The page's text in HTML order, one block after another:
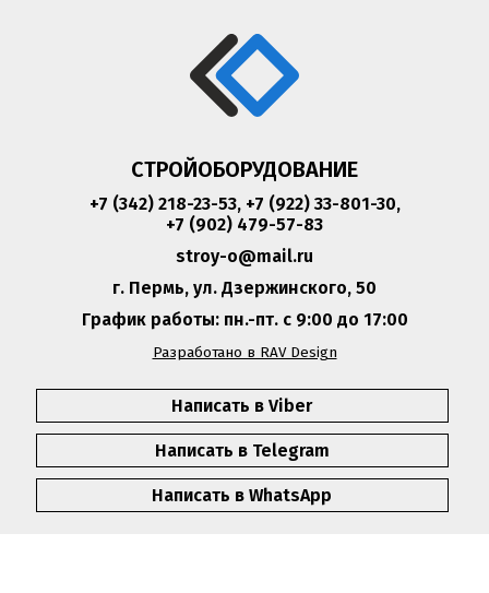
СТРОЙОБОРУДОВАНИЕ
+7 (342) 218-23-53, +7 (922) 33-801-30,
+7 (902) 479-57-83
stroy-o@mail.ru
г. Пермь, ул. Дзержинского, 50
График работы: пн.-пт. с 9:00 до 17:00
Разработано в RAV Design
Написать в Viber
Написать в Telegram
Написать в WhatsApp